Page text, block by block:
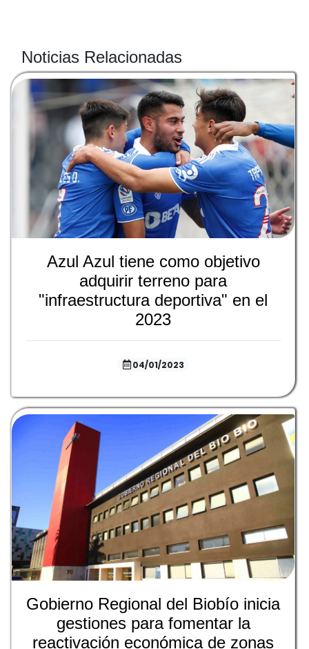
Noticias Relacionadas
Azul Azul tiene como objetivo
adquirir terreno para
"infraestructura deportiva" en el
2023
04/01/2023
Gobierno Regional del Biobío inicia
gestiones para fomentar la
reactivación económica de zonas